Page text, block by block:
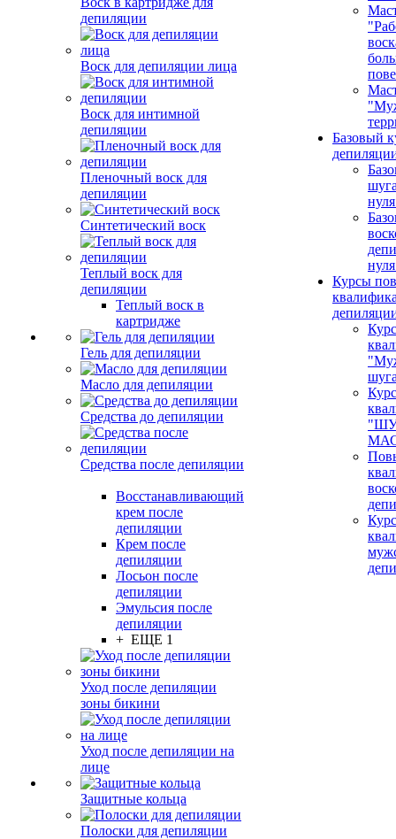
депиляции
Воск для депиляции лица
Воск для интимной
депиляции
Пленочный воск для
депиляции
Синтетический воск
Теплый воск для
депиляции
Теплый воск в
картридже
Гель для депиляции
Масло для депиляции
Средства до депиляции
Средства после депиляции
Восстанавливающий
крем после
депиляции
Крем после
депиляции
Лосьон после
депиляции
Эмульсия после
депиляции
+ ЕЩЕ 1
Уход после депиляции
зоны бикини
Уход после депиляции на
лице
Защитные кольца
Полоски для депиляции
Базовый
Курсы